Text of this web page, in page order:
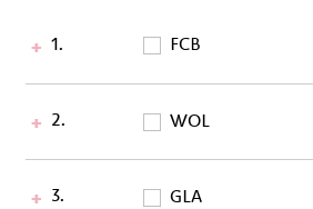
1. FCB
2. WOL
3. GLA